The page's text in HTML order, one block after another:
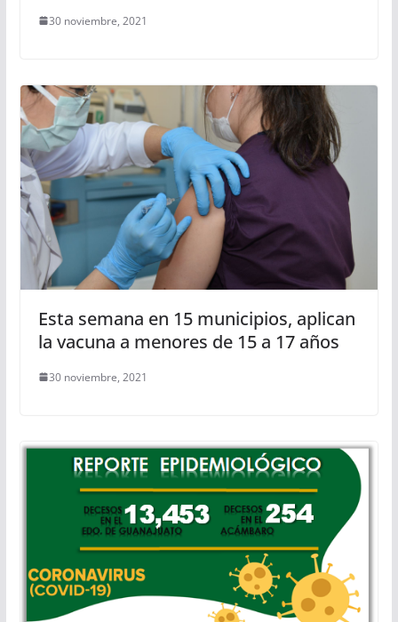
30 noviembre, 2021
Esta semana en 15 municipios, aplican
la vacuna a menores de 15 a 17 años
30 noviembre, 2021